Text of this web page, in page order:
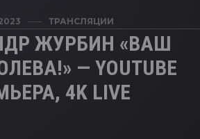
ТРАНСЛЯЦИИ
ЖУРБИН «ВАШ
— YOUTUBE
4K LIVE